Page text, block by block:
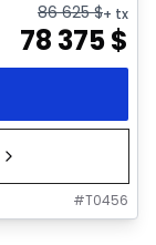
86 625$+ tx
78 375$
#T0456